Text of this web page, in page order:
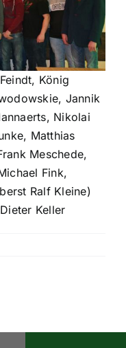
König
Jannik
Nikolai
Matthias
Meschede,
Fink,
Ralf Kleine)
Keller